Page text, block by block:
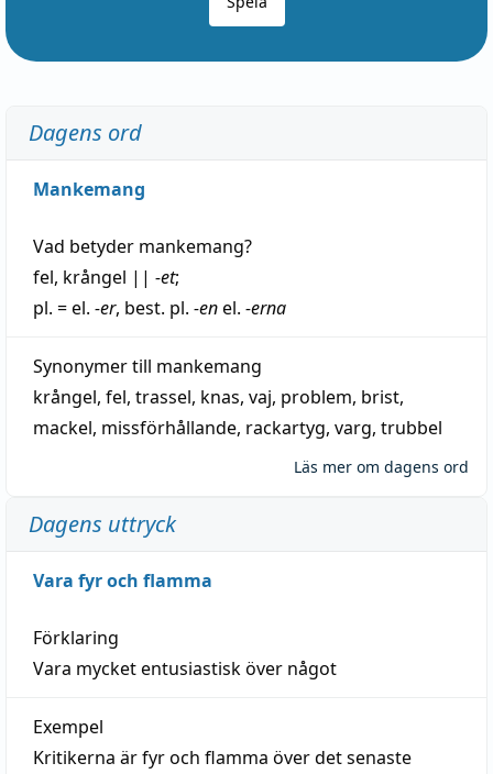
Dagens ord
Mankemang
Vad betyder mankemang?
fel, krångel || -et;
pl. = el. -er, best. pl. -enel. -erna
Synonymer till mankemang
krångel, fel, trassel, knas, vaj, problem, brist,
mackel, missförhållande, rackartyg, varg, trubbel
Läs mer om dagens ord
Dagens uttryck
Vara fyr och flamma
Förklaring
Vara mycket entusiastisk över något
Exempel
Kritikerna är fyr och flamma över det senaste